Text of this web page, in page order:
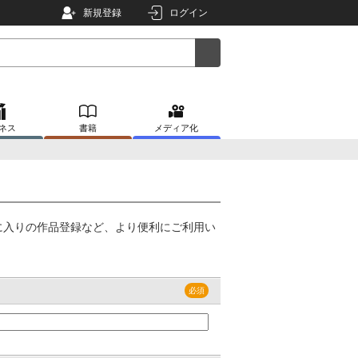
新規登録 ログイン
ス 書籍 メディア化
りの作品登録など、より便利にご利用い